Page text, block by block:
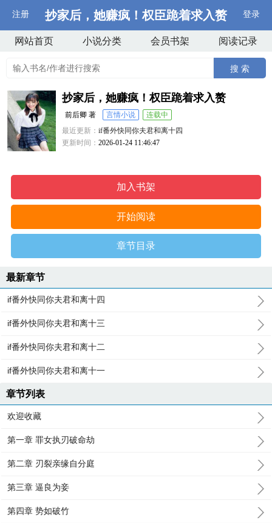
注册 抄家后，她赚疯！权臣跪着求入赘 登录
网站首页 小说分类 会员书架 阅读记录
搜 索
抄家后，她赚疯！权臣跪着求入赘
前后卿 著 言情小说
连载中
最近更新：if番外快同你夫君和离十四
更新时间：2026-01-24 11:46:47
加入书架
开始阅读
章节目录
最新章节
if番外快同你夫君和离十四
if番外快同你夫君和离十三
if番外快同你夫君和离十二
if番外快同你夫君和离十一
章节列表
欢迎收藏
第一章 罪女执刃破命劫
第二章 刃裂亲缘自分庭
第三章 逼良为妾
第四章 势如破竹